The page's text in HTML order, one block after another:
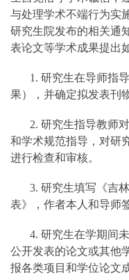
与处理学术不端行为实
研究生院发布的相关通
表论文等学术成果提出
1. 研究生在导师指
果），并确定拟发表刊物
2. 研究生指导教师
和学术规范指导，对研
进行检查和审核。
3. 研究生填写《吉
表》，作者本人和导师
4. 研究生在学期间
公开发表的论文或其他
报各类项目和学位论文